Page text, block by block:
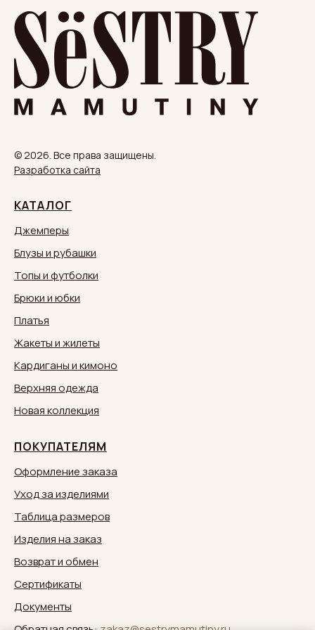
© 2026. Все права защищены.
Разработка сайта
КАТАЛОГ
Джемперы
Блузы и рубашки
Топы и футболки
Брюки и юбки
Платья
Жакеты и жилеты
Кардиганы и кимоно
Верхняя одежда
Новая коллекция
ПОКУПАТЕЛЯМ
Оформление заказа
Уход за изделиями
Таблица размеров
Изделия на заказ
Возврат и обмен
Сертификаты
Документы